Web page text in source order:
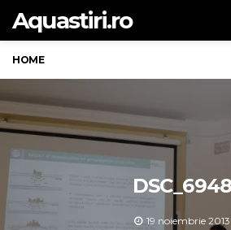
Aquastiri.ro
HOME
DSC_6948
19 noiembrie 2013